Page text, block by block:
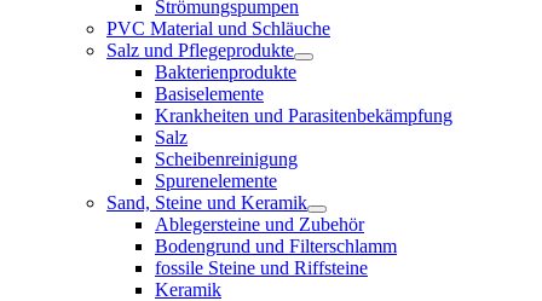
Strömungspumpen
PVC Material und Schläuche
Salz und Pflegeprodukte
Bakterienprodukte
Basiselemente
Krankheiten und Parasitenbekämpfung
Salz
Scheibenreinigung
Spurenelemente
Sand, Steine und Keramik
Ablegersteine und Zubehör
Bodengrund und Filterschlamm
fossile Steine und Riffsteine
Keramik